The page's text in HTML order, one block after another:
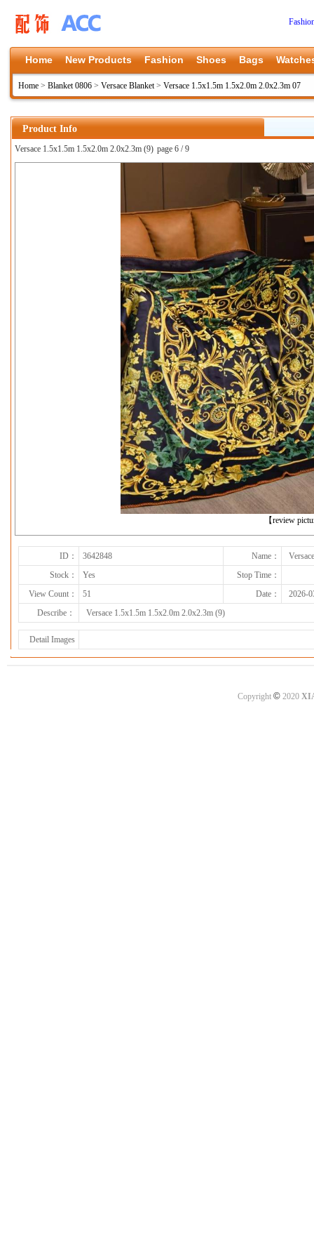
Home New Products Fashion Shoes Bags
Home > Blanket 0806 > Versace Blanket> Versace 1.5x1.5m 1.5x2.0m 2.0x2.3m 07
Product Info
Versace 1.5x1.5m 1.5x2.0m 2.0x2.3m (9) page 6 / 9
【review
上一张
下一张
ID： 3642848 Name：
Stock：
Yes
Stop Time：
View Count：
51 Date：
2026-
Describe：
Versace 1.5x1.5m 1.5x2.0m 2.0x2.3m (9)
Detail Images
Copyright ©2020